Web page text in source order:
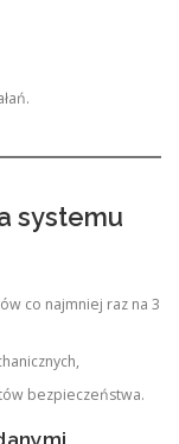
systemu
co najmniej raz na 3
bezpieczeństwa.